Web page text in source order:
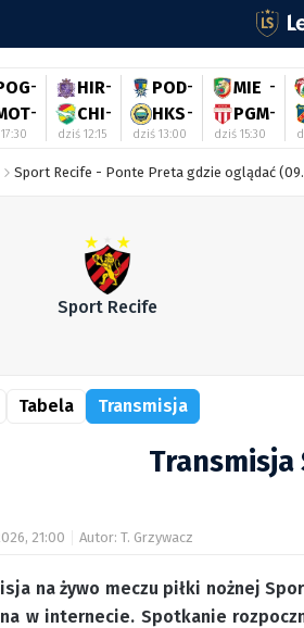
-
-
HIR-
CHI-
dziś 12:15
POD-
HKS-
dziś 13:00
MIE -
PGM-
dziś 15:30
Sport Recife - Ponte Preta gdzie oglądać
Sport Recife
Tabela Transmisja
21:00 Autor: T. Grzywacz
na żywo meczu piłki nożnej
w internecie. Spotkanie